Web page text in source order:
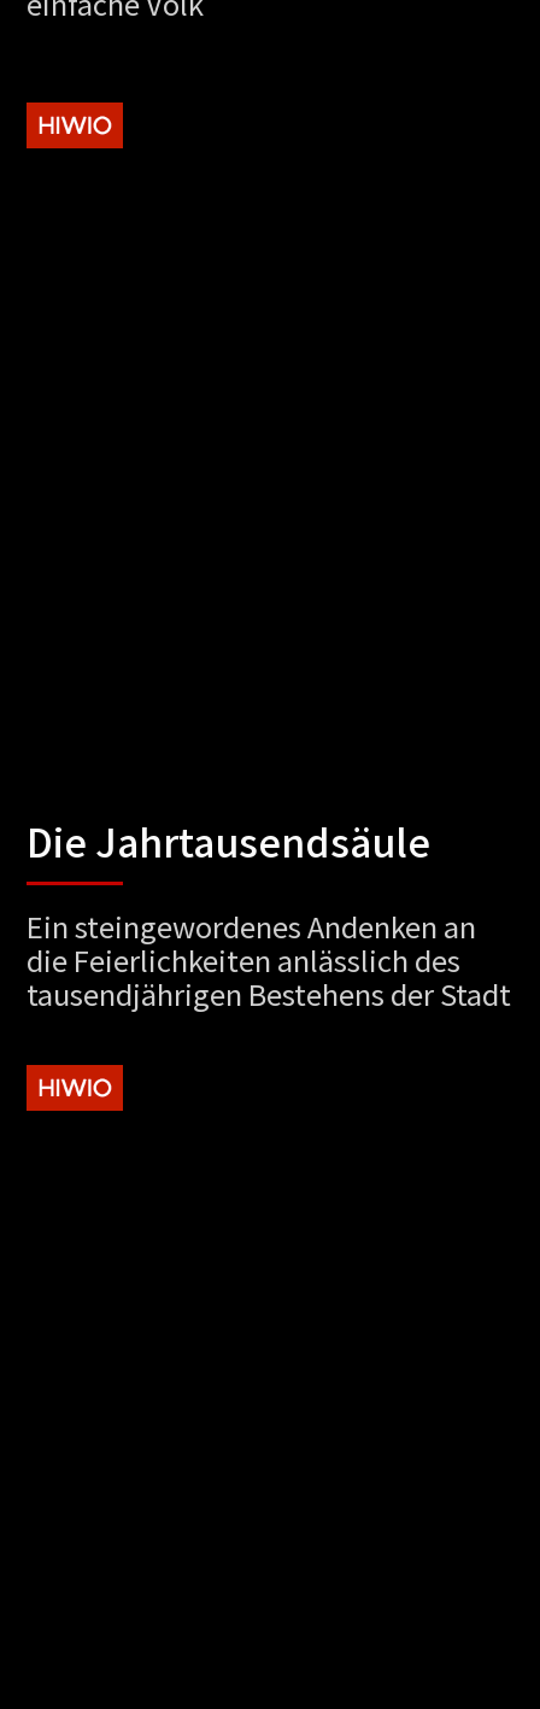
Die Jahrtausendsäule
Ein steingewordenes Andenken an
die Feierlichkeiten anlässlich des
tausendjährigen Bestehens der Stadt